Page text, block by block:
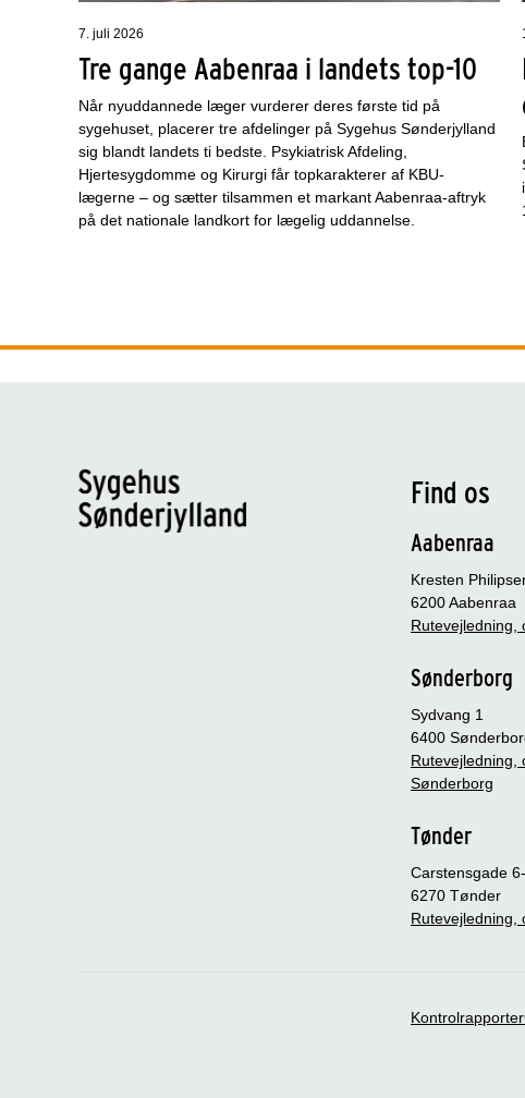
7. juli 2026
Tre gange Aabenraa i landets top-10
Når nyuddannede læger vurderer deres første tid på
sygehuset, placerer tre afdelinger på Sygehus Sønderjylland
sig blandt landets ti bedste. Psykiatrisk Afdeling,
Hjertesygdomme og Kirurgi får topkarakterer af KBU-
lægerne – og sætter tilsammen et markant Aabenraa-aftryk
på det nationale landkort for lægelig uddannelse.
Find os
Aabenraa
Kresten
6200 Aabenraa
Rutevejledning,
Sønderborg
Sydvang 1
6400
Rutevejledning,
Sønderborg
Tønder
Carstensgade
6270 Tønder
Rutevejledning,
Kontrolrapporter